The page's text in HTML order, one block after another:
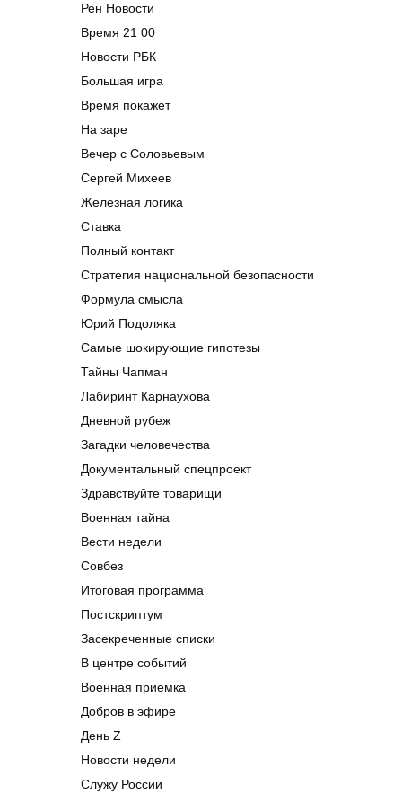
Рен Новости
Время 21 00
Новости РБК
Большая игра
Время покажет
На заре
Вечер с Соловьевым
Сергей Михеев
Железная логика
Ставка
Полный контакт
Стратегия национальной безопасности
Формула смысла
Юрий Подоляка
Самые шокирующие гипотезы
Тайны Чапман
Лабиринт Карнаухова
Дневной рубеж
Загадки человечества
Документальный спецпроект
Здравствуйте товарищи
Военная тайна
Вести недели
Совбез
Итоговая программа
Постскриптум
Засекреченные списки
В центре событий
Военная приемка
Добров в эфире
День Z
Новости недели
Служу России